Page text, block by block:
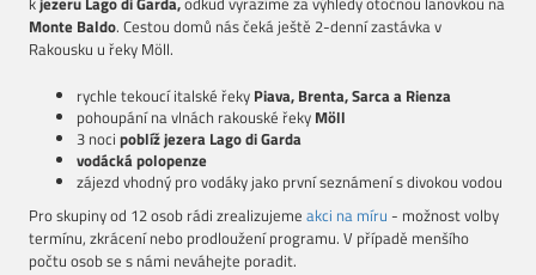
Monte Baldo. Cestou domů nás čeká ještě 2-denní zastávka v
Rakousku u řeky Möll.
rychle tekoucí italské řeky Piava, Brenta, Sarca a Rienza
pohoupání na vlnách rakouské řeky Möll
3 noci poblíž jezera Lago di Garda
vodácká polopenze
zájezd vhodný pro vodáky jako první seznámení s divokou vodou
Pro skupiny od 12 osob rádi zrealizujeme akci na míru - možnost volby
termínu, zkrácení nebo prodloužení programu. V případě menšího
počtu osob se s námi neváhejte poradit.